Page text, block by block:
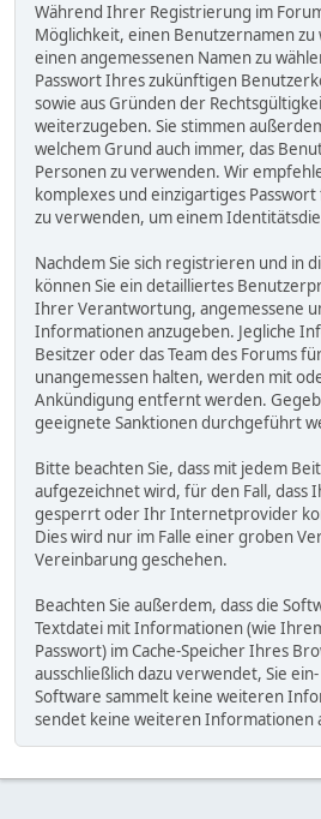
Während Ihrer Registrierung im
Möglichkeit, einen Benutzernamen
einen angemessenen Namen zu
Passwort Ihres zukünftigen
sowie aus Gründen der
weiterzugeben. Sie stimmen
welchem Grund auch immer, das
Personen zu verwenden. Wir
komplexes und einzigartiges
zu verwenden, um einem
Nachdem Sie sich registrieren und in
können Sie ein detailliertes
Ihrer Verantwortung, angemessene
Informationen anzugeben. Jegliche
Besitzer oder das Team des Forums
unangemessen halten, werden mit
Ankündigung entfernt werden.
geeignete Sanktionen durchgeführt
Bitte beachten Sie, dass mit jedem
aufgezeichnet wird, für den Fall, dass
gesperrt oder Ihr Internetprovider
Dies wird nur im Falle einer groben
Vereinbarung geschehen.
Beachten Sie außerdem, dass die
Textdatei mit Informationen (wie
Passwort) im Cache-Speicher Ihres
ausschließlich dazu verwendet, Sie
Software sammelt keine weiteren
sendet keine weiteren Informationen